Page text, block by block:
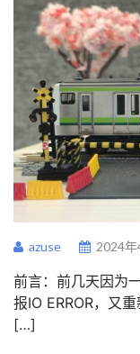
azuse 2024年
前言：前几天因为
报IO ERROR，又
[…]